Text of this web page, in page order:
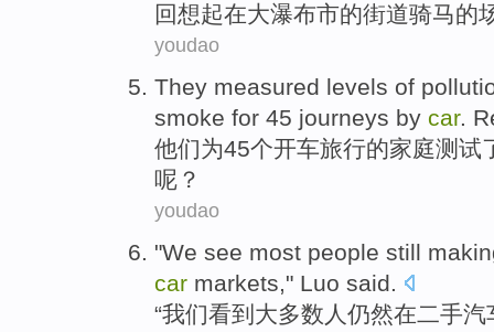
回想起在大瀑布市的街道骑马的
youdao
They measured levels of
smoke for 45 journeys by car.
他们为45个开车旅行的家庭测试
呢？
youdao
"We see most people still
car markets," Luo said.
“我们看到 大多数 人 仍然在二手汽